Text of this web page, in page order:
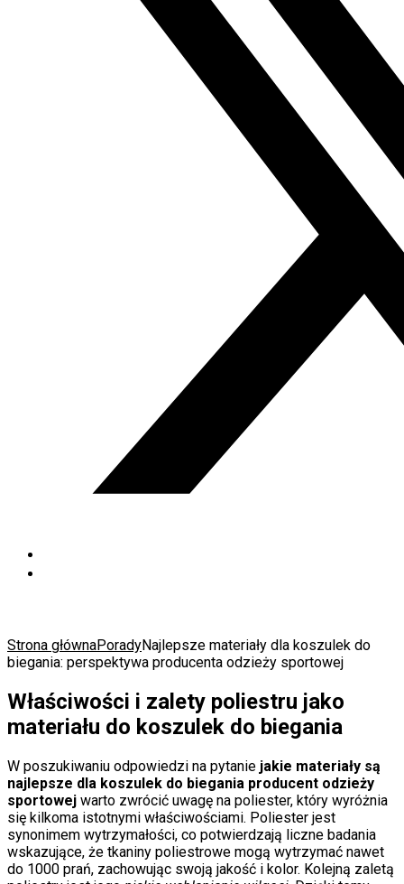
Strona głównaPoradyNajlepsze materiały dla koszulek do
biegania: perspektywa producenta odzieży sportowej
Właściwości i zalety poliestru jako
materiału do koszulek do biegania
W poszukiwaniu odpowiedzi na pytanie jakie materiały są
najlepsze dla koszulek do biegania producent odzieży
sportowej warto zwrócić uwagę na poliester, który wyróżnia
się kilkoma istotnymi właściwościami. Poliester jest
synonimem wytrzymałości, co potwierdzają liczne badania
wskazujące, że tkaniny poliestrowe mogą wytrzymać nawet
do 1000 prań, zachowując swoją jakość i kolor. Kolejną zaletą